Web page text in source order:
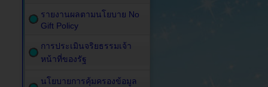
รายงานผลตามนโยบาย No
Gift Policy
การประเมินจริยธรรมเจ้า
หน้าที่ของรัฐ
นโยบายการคุ้มครองข้อมูล